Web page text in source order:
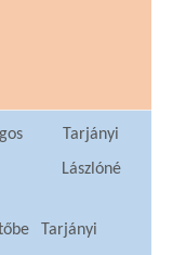
Tarjányi
Lászlóné
Tarjányi